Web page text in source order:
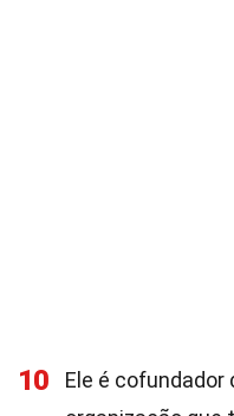
10
Ele é cofundador